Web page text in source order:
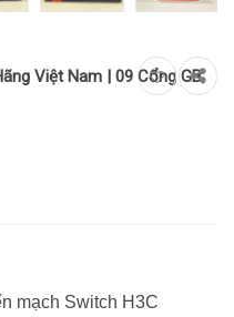
Việt Nam | 09 Cổng GB,
mạch Switch H3C